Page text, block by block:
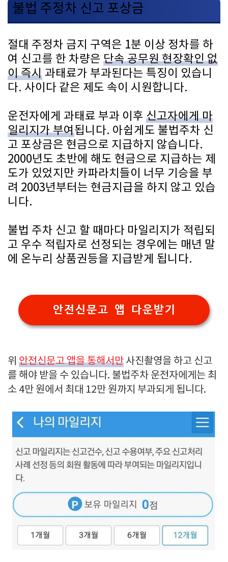
불법 주정차 신고 포상금
절대 주정차 금지 구역은 1분 이상 정차를 하
여 신고를 한 차량은 단속 공무원 현장확인 없
이 즉시과태료가 부과된다는 특징이 있습니
다. 사이다 같은 제도 속이 시원합니다.
운전자에게 과태료 부과 이후 신고자에게 마
일리지가 부여됩니다. 아쉽게도 불법주차 신
고 포상금은 현금으로 지급하지 않습니다.
2000년도 초반에 해도 현금으로 지급하는 제
도가 있었지만 카파라치들이 너무 기승을 부
려 2003년부터는 현금지급을 하지 않고 있습
니다.
불법 주차 신고 할 때마다 마일리지가 적립되
고 우수 적립자로 선정되는 경우에는 매년 말
에 온누리 상품권등을 지급받게 됩니다.
안전신문고 앱 다운받기
위 안전신문고 앱을 통해서만 사진촬영을 하고 신고
를 해야 받을 수 있습니다. 불법주차 운전자에게는 최
소 4만 원에서 최대 12만 원까지 부과되게 됩니다.